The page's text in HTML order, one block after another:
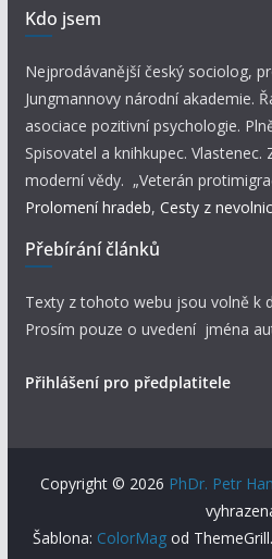
Kdo jsem
Nejprodávanější český sociolog,
Jungmannovy národní akademie.
asociace pozitivní psychologie.
Spisovatel a knihkupec.
moderní vědy. „Veterán
Prolomení hradeb, Cesty z
Přebírání článků
Texty z tohoto webu jsou volně k
Prosím pouze o uvedení jména
Přihlášení pro předplatitele
Copyright © 2026 PhDr. Petr
Šablona: ColorMag od